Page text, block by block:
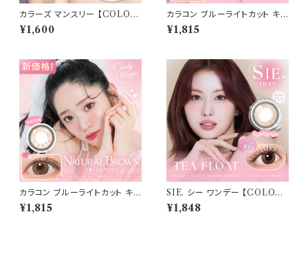
カラーズ マンスリー 【COLOR：
スモーキールミエールnew】 【1
箱2枚入】【 一条響 イメージモデ
コンタクトレンズ
¥1,600
カラコン ブルーライトカット キャ
ンディーマジック ワンデー 【CO
LOR：アリアナヘーゼル】1箱10
ーカラコン コンタクトレンズ
¥1,815
カラコン ブルーライトカット キャ
ンディーマジック ワンデー 【CO
LOR：ナチュラルブラウン】1箱1
¥1,815
SIE. シー ワンデー 【COLOR：
ティーフロート 】 1箱10枚入 シ
リコーン 回らない水光レンズ M
¥1,848